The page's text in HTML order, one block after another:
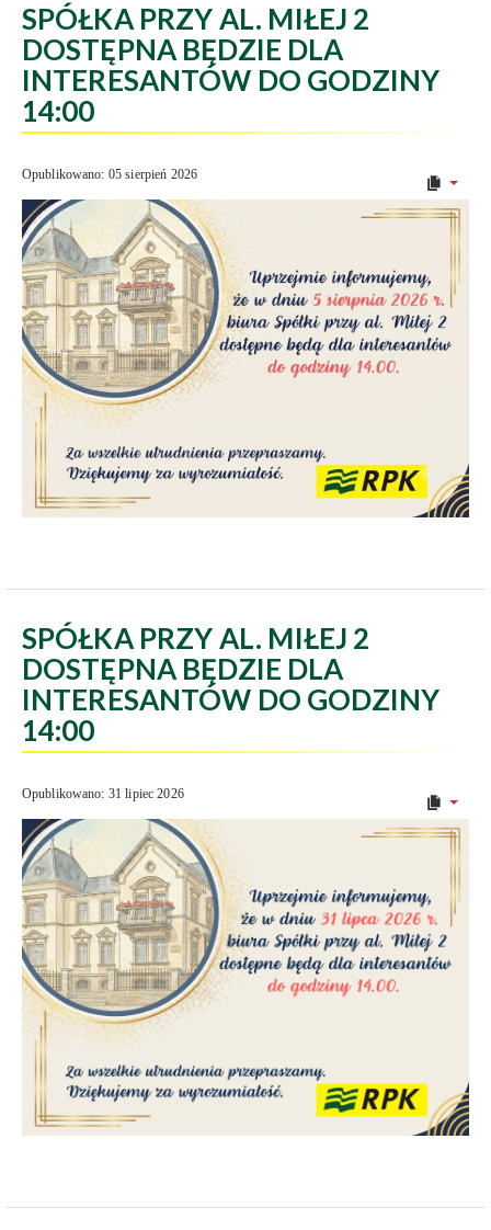
SPÓŁKA PRZY AL. MIŁEJ 2
DOSTĘPNA BĘDZIE DLA
INTERESANTÓW DO GODZINY
14:00
Opublikowano: 05 sierpień 2026
SPÓŁKA PRZY AL. MIŁEJ 2
DOSTĘPNA BĘDZIE DLA
INTERESANTÓW DO GODZINY
14:00
Opublikowano: 31 lipiec 2026